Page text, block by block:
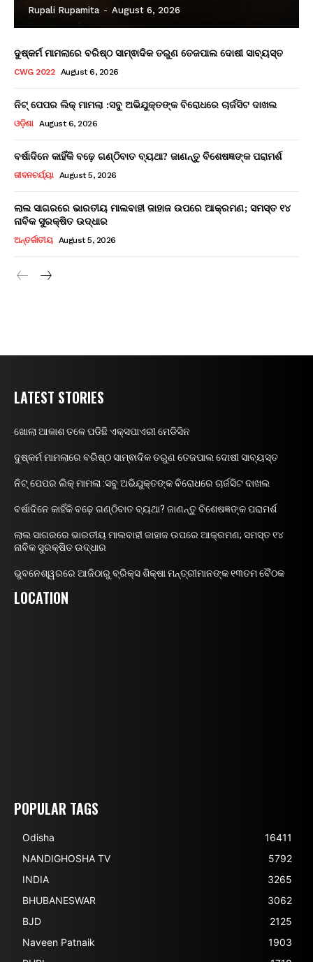
Rupali Rupamita - August 6, 2026
ଦୁଷ୍କର୍ମ ମାମଲାରେ ବରିଷ୍ଠ ସାମ୍ଵାଦିକ ତରୁଣ ତେଜପାଲ ଦୋଷୀ ସାବ୍ୟସ୍ତ
CWG 2022 August 6, 2026
ନିଟ୍ ପେପର ଲିକ୍ ମାମଲା :ସବୁ ଅଭିଯୁକ୍ତଙ୍କ ବିରୋଧରେ ଚାର୍ଜସିଟ ଦାଖଲ
ଓଡ଼ିଶା August 6, 2026
ବର୍ଷାଦିନେ କାହିଁକି ବଢ଼େ ଗଣ୍ଠିବାତ ବ୍ୟଥା? ଜାଣନ୍ତୁ ବିଶେଷଜ୍ଞଙ୍କ ପରାମର୍ଶ
ଜୀବନଚର୍ଯ୍ୟା August 5, 2026
ଲାଲ ସାଗରରେ ଭାରତୀୟ ମାଲବାହୀ ଜାହାଜ ଉପରେ ଆକ୍ରମଣ; ସମସ୍ତ ୧୪
ନାବିକ ସୁରକ୍ଷିତ ଉଦ୍ଧାର
ଅନ୍ତର୍ଜାତୀୟ August 5, 2026
LATEST STORIES
ଖୋଲା ଆକାଶ ତଳେ ପଡିଛି ଏକ୍ସପାଏରୀ ମେଡିସିନ
ଦୁଷ୍କର୍ମ ମାମଲାରେ ବରିଷ୍ଠ ସାମ୍ଵାଦିକ ତରୁଣ ତେଜପାଲ ଦୋଷୀ ସାବ୍ୟସ୍ତ
ନିଟ୍ ପେପର ଲିକ୍ ମାମଲା :ସବୁ ଅଭିଯୁକ୍ତଙ୍କ ବିରୋଧରେ ଚାର୍ଜସିଟ ଦାଖଲ
ବର୍ଷାଦିନେ କାହିଁକି ବଢ଼େ ଗଣ୍ଠିବାତ ବ୍ୟଥା? ଜାଣନ୍ତୁ ବିଶେଷଜ୍ଞଙ୍କ ପରାମର୍ଶ
ଲାଲ ସାଗରରେ ଭାରତୀୟ ମାଲବାହୀ ଜାହାଜ ଉପରେ ଆକ୍ରମଣ; ସମସ୍ତ ୧୪
ନାବିକ ସୁରକ୍ଷିତ ଉଦ୍ଧାର
ଭୁବନେଶ୍ୱରରେ ଆଜିଠାରୁ ବ୍ରିକ୍ସ ଶିକ୍ଷା ମନ୍ତ୍ରୀମାନଙ୍କ ୧୩ତମ ବୈଠକ
LOCATION
POPULAR TAGS
Odisha
16411
NANDIGHOSHA TV
5792
INDIA
3265
BHUBANESWAR
3062
BJD
2125
Naveen Patnaik
1903